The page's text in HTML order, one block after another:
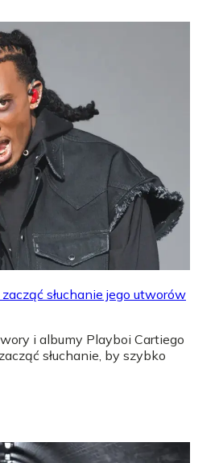
słuchanie jego utworów
i albumy Playboi Cartiego
słuchanie, by szybko